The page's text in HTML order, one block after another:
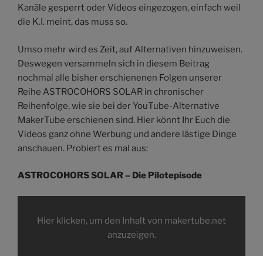
Kanäle gesperrt oder Videos eingezogen, einfach weil
die K.I. meint, das muss so.
Umso mehr wird es Zeit, auf Alternativen hinzuweisen.
Deswegen versammeln sich in diesem Beitrag
nochmal alle bisher erschienenen Folgen unserer
Reihe ASTROCOHORS SOLAR in chronischer
Reihenfolge, wie sie bei der YouTube-Alternative
MakerTube erschienen sind. Hier könnt Ihr Euch die
Videos ganz ohne Werbung und andere lästige Dinge
anschauen. Probiert es mal aus:
ASTROCOHORS SOLAR – Die Pilotepisode
„ASTROCOHORS
makertube.net
Hier klicken, um den Inhalt von makertube.net
anzuzeigen.